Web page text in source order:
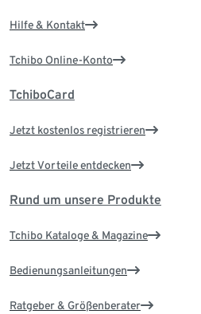
Hilfe & Kontakt
Tchibo Online-Konto
TchiboCard
Jetzt kostenlos registrieren
Jetzt Vorteile entdecken
Rund um unsere Produkte
Tchibo Kataloge & Magazine
Bedienungsanleitungen
Ratgeber & Größenberater